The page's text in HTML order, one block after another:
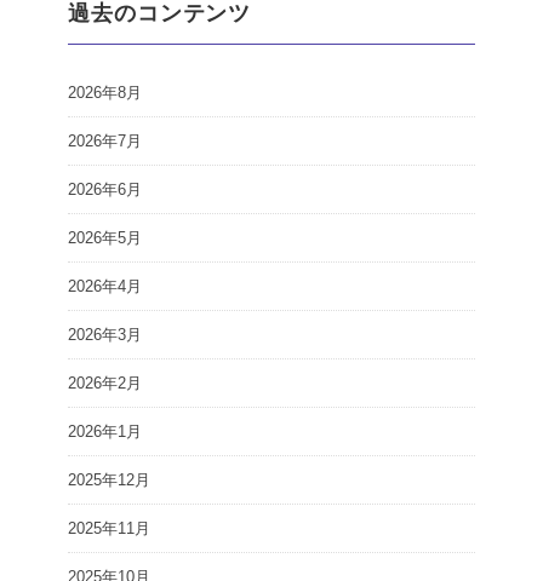
過去のコンテンツ
2026年8月
2026年7月
2026年6月
2026年5月
2026年4月
2026年3月
2026年2月
2026年1月
2025年12月
2025年11月
2025年10月